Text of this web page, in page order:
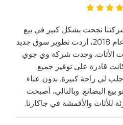
شركتنا نجحت بشكل كبير في بيع
أقمشة الألعاب محليًا. في عام 2018، أردت تطوير سوق جديد
الأثاث. وجدت شركة وي جوي
قادرة على توفير جميع
جلب لي راحة كبيرة. بدون عناء
البضائع. وبالتالي، أصبحت
للأثاث والأقمشة في جاكارتا.